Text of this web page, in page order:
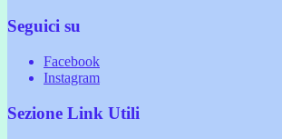
Seguici su
Facebook
Instagram
Sezione Link Utili